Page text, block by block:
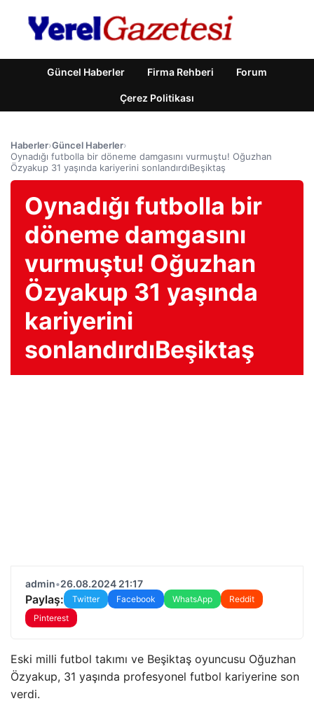
Güncel Haberler Firma Rehberi Forum
Çerez Politikası
Haberler›Güncel Haberler›
Oynadığı futbolla bir döneme damgasını vurmuştu! Oğuzhan
Özyakup 31 yaşında kariyerini sonlandırdıBeşiktaş
Oynadığı futbolla bir
döneme damgasını
vurmuştu! Oğuzhan
Özyakup 31 yaşında
kariyerini
sonlandırdıBeşiktaş
admin•26.08.2024 21:17
Paylaş: Twitter Facebook WhatsApp
Reddit
Pinterest
Eski milli futbol takımı ve Beşiktaş oyuncusu Oğuzhan
Özyakup, 31 yaşında profesyonel futbol kariyerine son
verdi.